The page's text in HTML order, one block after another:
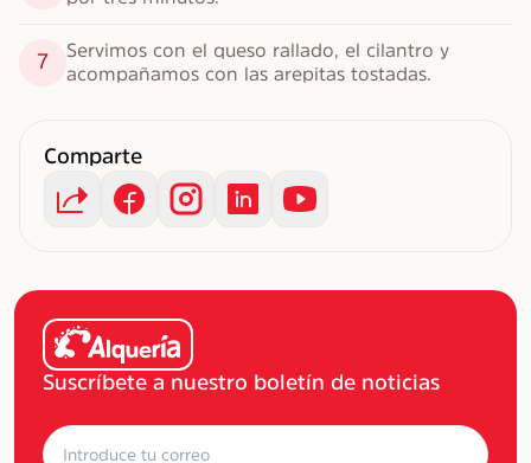
7
Servimos con el queso rallado, el cilantro y
acompañamos con las arepitas tostadas.
Comparte
Suscríbete a nuestro boletín de noticias